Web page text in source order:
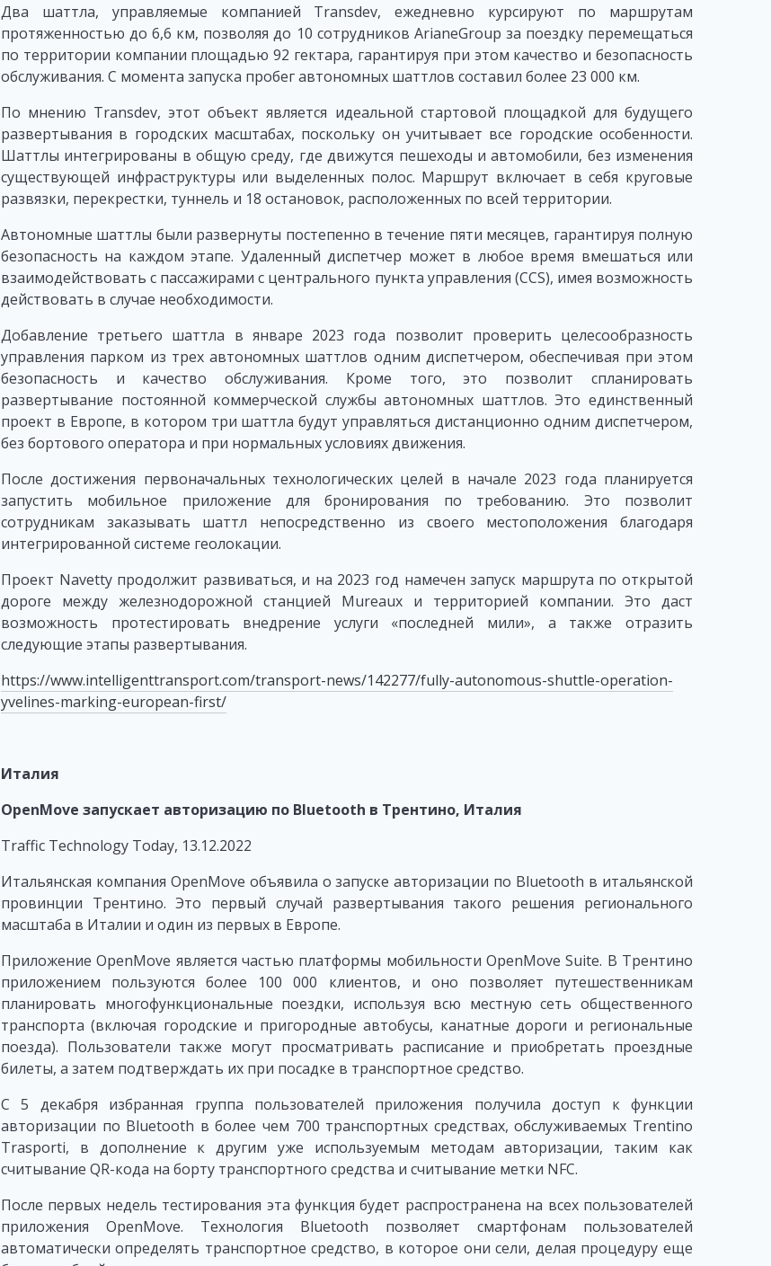
Два шаттла, управляемые компанией Transdev, ежедневно курсируют по маршрутам
протяженностью до 6,6 км, позволяя до 10 сотрудников ArianeGroup за поездку перемещаться
по территории компании площадью 92 гектара, гарантируя при этом качество и безопасность
обслуживания. С момента запуска пробег автономных шаттлов составил более 23 000 км.
По мнению Transdev, этот объект является идеальной стартовой площадкой для будущего
развертывания в городских масштабах, поскольку он учитывает все городские особенности.
Шаттлы интегрированы в общую среду, где движутся пешеходы и автомобили, без изменения
существующей инфраструктуры или выделенных полос. Маршрут включает в себя круговые
развязки, перекрестки, туннель и 18 остановок, расположенных по всей территории.
Автономные шаттлы были развернуты постепенно в течение пяти месяцев, гарантируя полную
безопасность на каждом этапе. Удаленный диспетчер может в любое время вмешаться или
взаимодействовать с пассажирами с центрального пункта управления (CCS), имея возможность
действовать в случае необходимости.
Добавление третьего шаттла в январе 2023 года позволит проверить целесообразность
управления парком из трех автономных шаттлов одним диспетчером, обеспечивая при этом
безопасность и качество обслуживания. Кроме того, это позволит спланировать
развертывание постоянной коммерческой службы автономных шаттлов. Это единственный
проект в Европе, в котором три шаттла будут управляться дистанционно одним диспетчером,
без бортового оператора и при нормальных условиях движения.
После достижения первоначальных технологических целей в начале 2023 года планируется
запустить мобильное приложение для бронирования по требованию. Это позволит
сотрудникам заказывать шаттл непосредственно из своего местоположения благодаря
интегрированной системе геолокации.
Проект Navetty продолжит развиваться, и на 2023 год намечен запуск маршрута по открытой
дороге между железнодорожной станцией Mureaux и территорией компании. Это даст
возможность протестировать внедрение услуги «последней мили», а также отразить
следующие этапы развертывания.
https://www.intelligenttransport.com/transport-news/142277/fully-autonomous-shuttle-operation-
yvelines-marking-european-first/
Италия
OpenMove запускает авторизацию по Bluetooth в Трентино, Италия
Traffic Technology Today, 13.12.2022
Итальянская компания OpenMove объявила о запуске авторизации по Bluetooth в итальянской
провинции Трентино. Это первый случай развертывания такого решения регионального
масштаба в Италии и один из первых в Европе.
Приложение OpenMove является частью платформы мобильности OpenMove Suite. В Трентино
приложением пользуются более 100 000 клиентов, и оно позволяет путешественникам
планировать многофункциональные поездки, используя всю местную сеть общественного
транспорта (включая городские и пригородные автобусы, канатные дороги и региональные
поезда). Пользователи также могут просматривать расписание и приобретать проездные
билеты, а затем подтверждать их при посадке в транспортное средство.
С 5 декабря избранная группа пользователей приложения получила доступ к функции
авторизации по Bluetooth в более чем 700 транспортных средствах, обслуживаемых Trentino
Trasporti, в дополнение к другим уже используемым методам авторизации, таким как
считывание QR-кода на борту транспортного средства и считывание метки NFC.
После первых недель тестирования эта функция будет распространена на всех пользователей
приложения OpenMove. Технология Bluetooth позволяет смартфонам пользователей
автоматически определять транспортное средство, в которое они сели, делая процедуру еще